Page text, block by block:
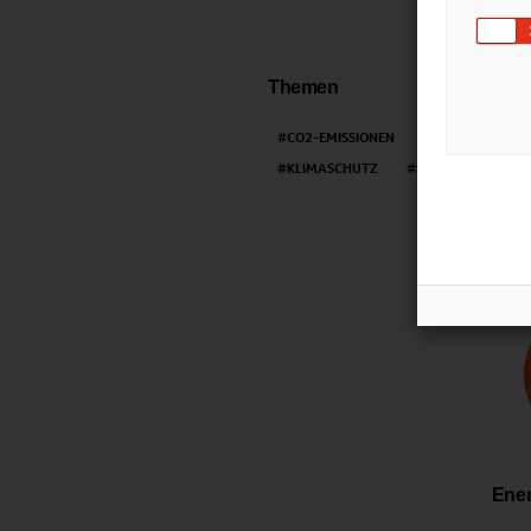
Themen
CO2-EMISSIONEN
KLIMASCHUTZ